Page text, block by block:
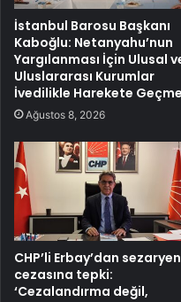
İstanbul Barosu Başkanı
Kaboğlu: Netanyahu’nun
Yargılanması İçin Ulusal
Uluslararası Kurumlar
İvedilikle Harekete
Ağustos 8, 2026
CHP’li Erbay’dan sezaryen
cezasına tepki:
‘Cezalandırma değil,